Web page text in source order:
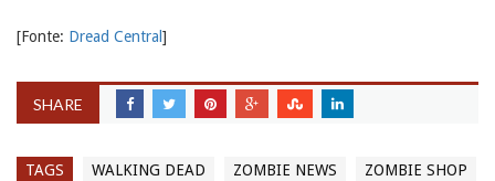
[Fonte: Dread Central ]
SHARE
TAGS WALKING DEAD ZOMBIE NEWS ZOMBIE SHOP